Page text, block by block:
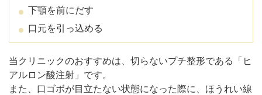
下顎を前にだす
口元を引っ込める
当クリニックのおすすめは、切らないプチ整形である「ヒ
アルロン酸注射」です。
また、口ゴボが目立たない状態になった際に、ほうれい線